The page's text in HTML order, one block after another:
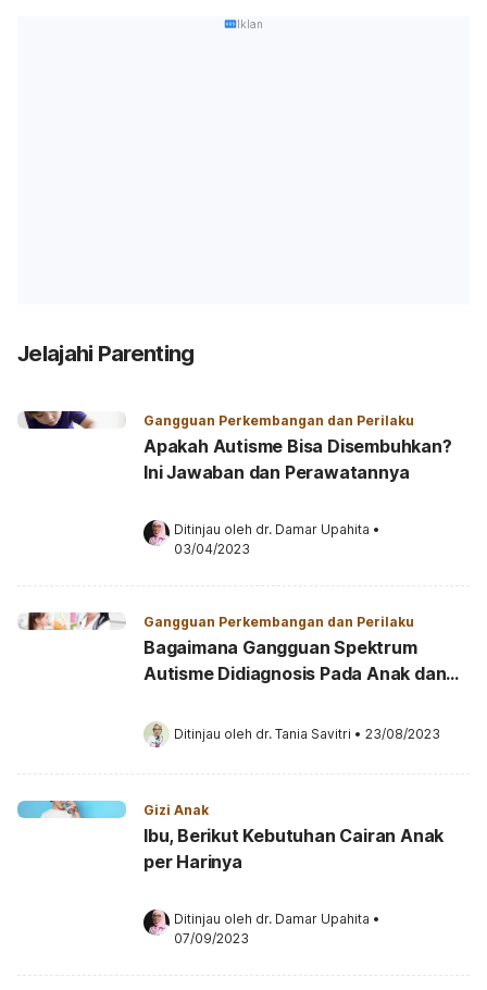
Iklan
Jelajahi Parenting
Gangguan Perkembangan dan Perilaku
Apakah Autisme Bisa Disembuhkan?
Ini Jawaban dan Perawatannya
Ditinjau oleh dr. Damar Upahita •
03/04/2023
Gangguan Perkembangan dan Perilaku
Bagaimana Gangguan Spektrum
Autisme Didiagnosis Pada Anak dan
Ditinjau oleh dr. Tania Savitri • 23/08/2023
Gizi Anak
Ibu, Berikut Kebutuhan Cairan Anak
per Harinya
Ditinjau oleh dr. Damar Upahita •
07/09/2023